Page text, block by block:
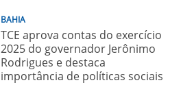
BAHIA
TCE aprova contas do exercício
2025 do governador Jerônimo
Rodrigues e destaca
importância de políticas sociais